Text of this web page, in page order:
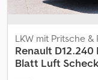
LKW mit Pritsche &
Renault D12.240
Blatt Luft